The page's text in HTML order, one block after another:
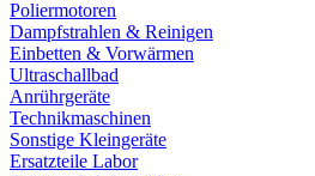
Poliermotoren
Dampfstrahlen & Reinigen
Einbetten & Vorwärmen
Ultraschallbad
Anrührgeräte
Technikmaschinen
Sonstige Kleingeräte
Ersatzteile Labor